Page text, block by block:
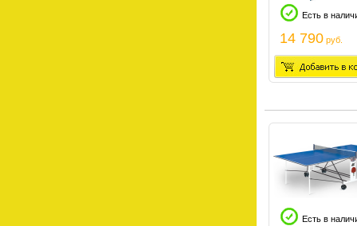
Есть в
14 790 руб.
Есть в